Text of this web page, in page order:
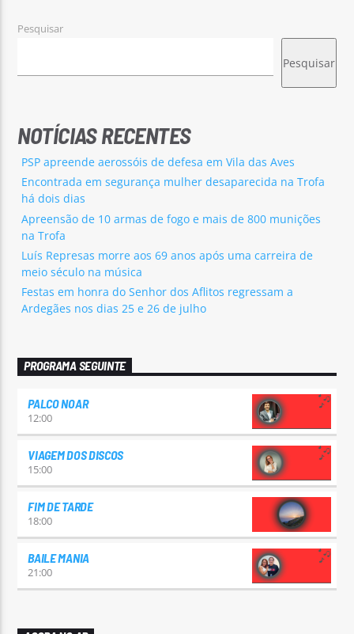
Pesquisar
Pesquisar
NOTÍCIAS RECENTES
PSP apreende aerossóis de defesa em Vila das Aves
Encontrada em segurança mulher desaparecida na Trofa
há dois dias
Apreensão de 10 armas de fogo e mais de 800 munições
na Trofa
Luís Represas morre aos 69 anos após uma carreira de
meio século na música
Festas em honra do Senhor dos Aflitos regressam a
Ardegães nos dias 25 e 26 de julho
PROGRAMA SEGUINTE
PALCO NOAR
12:00
VIAGEM DOS DISCOS
15:00
FIM DE TARDE
18:00
BAILE MANIA
21:00